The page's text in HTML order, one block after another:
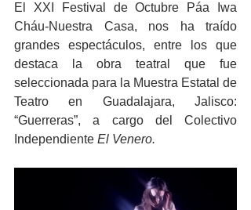
El XXI Festival de Octubre Páa Iwa
Cháu-Nuestra Casa, nos ha traído
grandes espectáculos, entre los que
destaca la obra teatral que fue
seleccionada para la Muestra Estatal de
Teatro en Guadalajara, Jalisco:
“Guerreras”, a cargo del Colectivo
Independiente El Venero.